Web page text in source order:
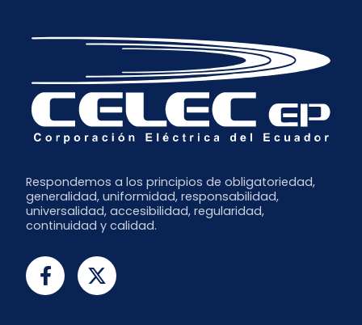
Respondemos a los principios de obligatoriedad,
generalidad, uniformidad, responsabilidad,
universalidad, accesibilidad, regularidad,
continuidad y calidad.